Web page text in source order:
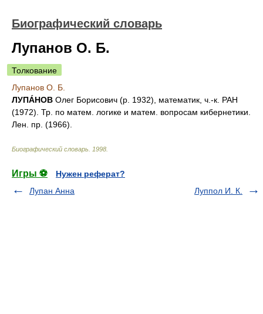
Биографический словарь
Лупанов О. Б.
Толкование
Лупанов О. Б.
ЛУПÁНОВ Олег Борисович (р. 1932), математик, ч.-к. РАН
(1972). Тр. по матем. логике и матем. вопросам кибернетики.
Лен. пр. (1966).
Биографический словарь 1998
Игры ⚽
Нужен реферат?
Лупан Анна
Луппол И. К.